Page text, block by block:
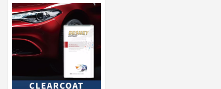
gleichzeitig seinen
Glanz verstärkt. Er
trocknet schnell und
lässt sich leicht
auftragen.